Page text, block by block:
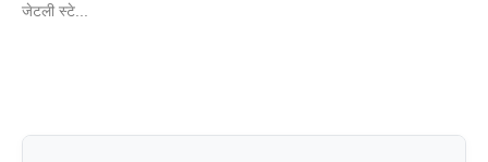
जेटली स्टे...